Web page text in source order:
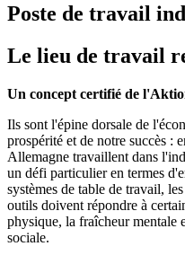
Poste de travail
Le lieu de travail
Un concept certifié de
Ils sont l'épine dorsale de
prospérité et de notre succès :
Allemagne travaillent dans
un défi particulier en termes
systèmes de table de travail,
outils doivent répondre à
physique, la fraîcheur mentale
sociale.